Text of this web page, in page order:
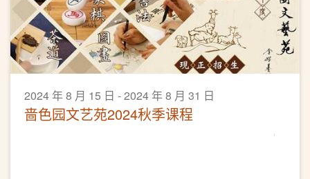
2024 年 8 月 15 日 - 2024 年 8 月 31 日
啬色园文艺苑2024秋季课程